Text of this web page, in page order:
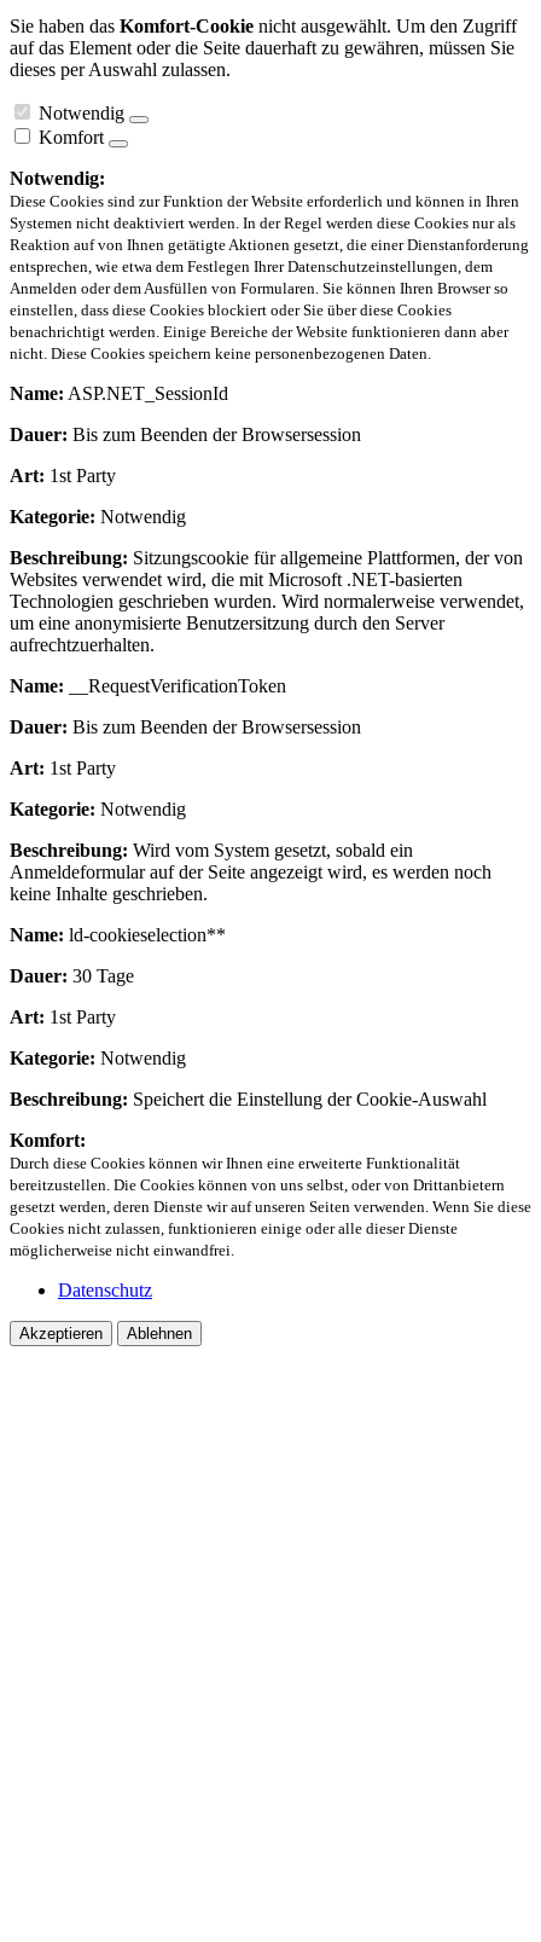
Sie haben das Komfort-Cookie nicht ausgewählt. Um den Zugriff
auf das Element oder die Seite dauerhaft zu gewähren, müssen Sie
dieses per Auswahl zulassen.
Notwendig
Komfort
Notwendig:
Diese Cookies sind zur Funktion der Website erforderlich und können in Ihren
Systemen nicht deaktiviert werden. In der Regel werden diese Cookies nur als
Reaktion auf von Ihnen getätigte Aktionen gesetzt, die einer Dienstanforderung
entsprechen, wie etwa dem Festlegen Ihrer Datenschutzeinstellungen, dem
Anmelden oder dem Ausfüllen von Formularen. Sie können Ihren Browser so
einstellen, dass diese Cookies blockiert oder Sie über diese Cookies
benachrichtigt werden. Einige Bereiche der Website funktionieren dann aber
nicht. Diese Cookies speichern keine personenbezogenen Daten.
Name: ASP.NET_SessionId
Dauer: Bis zum Beenden der Browsersession
Art: 1st Party
Kategorie: Notwendig
Beschreibung: Sitzungscookie für allgemeine Plattformen, der von
Websites verwendet wird, die mit Microsoft .NET-basierten
Technologien geschrieben wurden. Wird normalerweise verwendet,
um eine anonymisierte Benutzersitzung durch den Server
aufrechtzuerhalten.
Name: __RequestVerificationToken
Dauer: Bis zum Beenden der Browsersession
Art: 1st Party
Kategorie: Notwendig
Beschreibung: Wird vom System gesetzt, sobald ein
Anmeldeformular auf der Seite angezeigt wird, es werden noch
keine Inhalte geschrieben.
Name: ld-cookieselection**
Dauer: 30 Tage
Art: 1st Party
Kategorie: Notwendig
Beschreibung: Speichert die Einstellung der Cookie-Auswahl
Komfort:
Durch diese Cookies können wir Ihnen eine erweiterte Funktionalität
bereitzustellen. Die Cookies können von uns selbst, oder von Drittanbietern
gesetzt werden, deren Dienste wir auf unseren Seiten verwenden. Wenn Sie diese
Cookies nicht zulassen, funktionieren einige oder alle dieser Dienste
möglicherweise nicht einwandfrei.
Datenschutz
Akzeptieren Ablehnen